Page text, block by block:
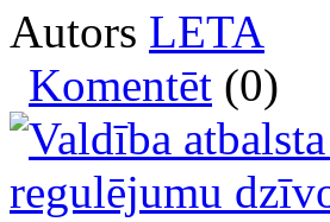
Autors LETA
Komentēt (0)